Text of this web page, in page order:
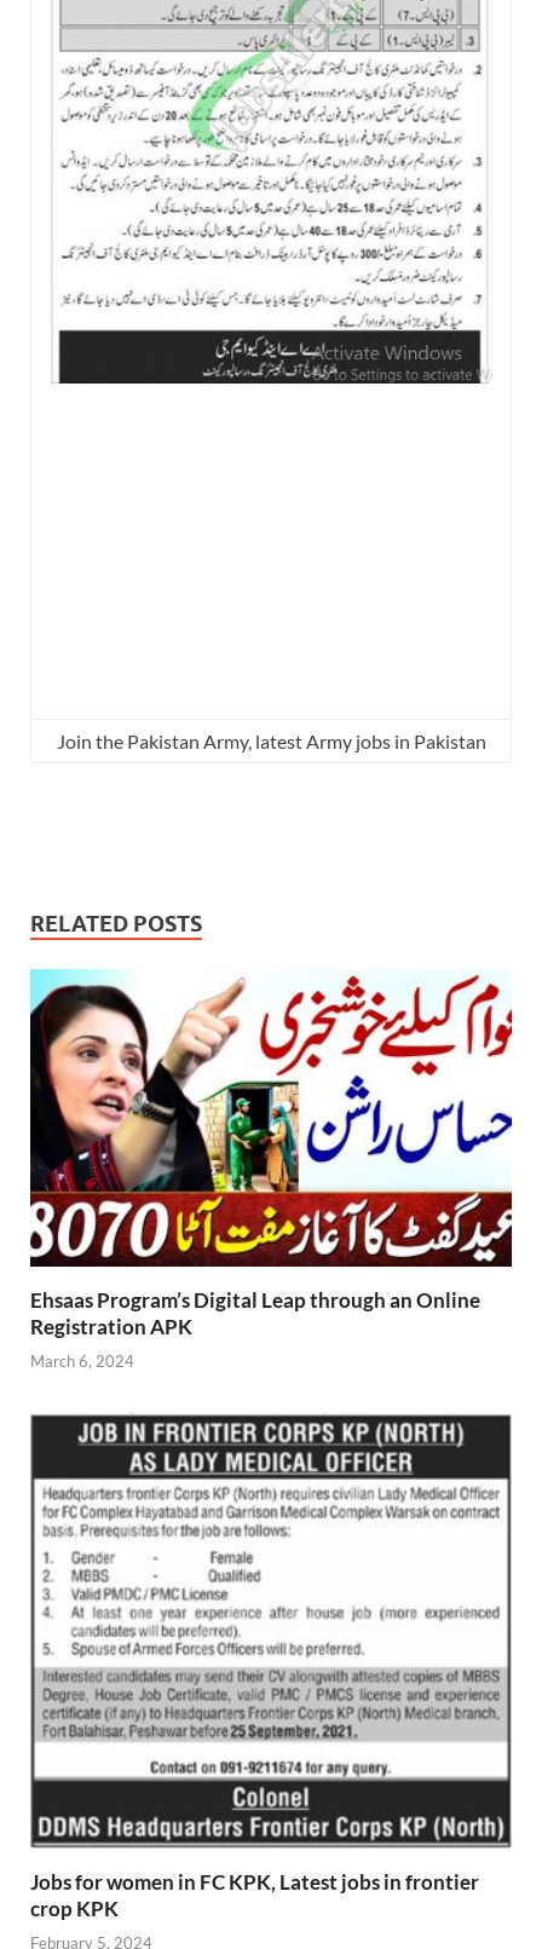
Join the Pakistan Army, latest Army jobs in Pakistan
RELATED POSTS
Ehsaas Program’s Digital Leap through an Online
Registration APK
March 6, 2024
Jobs for women in FC KPK, Latest jobs in frontier
crop KPK
February 5, 2024